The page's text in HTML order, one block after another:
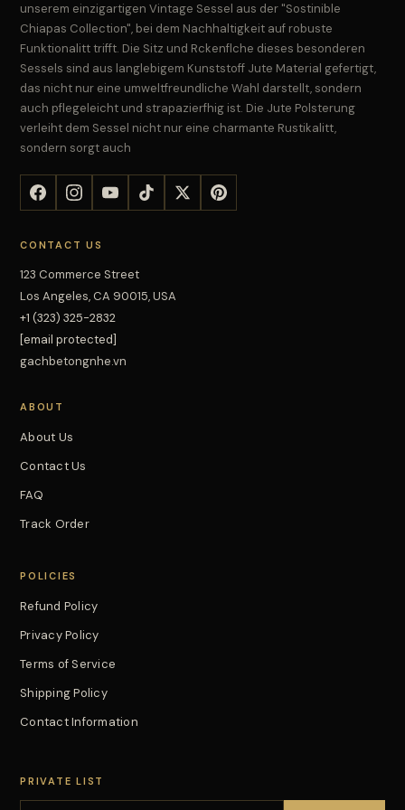
unserem einzigartigen Vintage Sessel aus der "Sostinible
Chiapas Collection", bei dem Nachhaltigkeit auf robuste
Funktionalitt trifft. Die Sitz und Rckenflche dieses besonderen
Sessels sind aus langlebigem Kunststoff Jute Material gefertigt,
das nicht nur eine umweltfreundliche Wahl darstellt, sondern
auch pflegeleicht und strapazierfhig ist. Die Jute Polsterung
verleiht dem Sessel nicht nur eine charmante Rustikalitt,
sondern sorgt auch
CONTACT US
123 Commerce Street
Los Angeles, CA 90015, USA
+1 (323) 325-2832
[email protected]
gachbetongnhe.vn
ABOUT
About Us
Contact Us
FAQ
Track Order
POLICIES
Refund Policy
Privacy Policy
Terms of Service
Shipping Policy
Contact Information
PRIVATE LIST